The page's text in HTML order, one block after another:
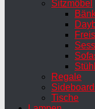
Sitzmöbel
Regale
Tische